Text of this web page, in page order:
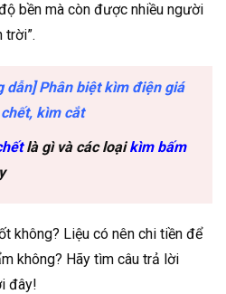
bền mà còn được nhiều người
trời”.
dẫn] Phân biệt kìm điện giá
kìm cắt
là gì và các loạikìm bấm
không? Liệu có nên chi tiền để
không? Hãy tìm câu trả lời
đây!